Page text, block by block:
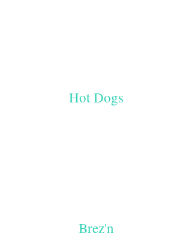
Hot Dogs
Brez'n